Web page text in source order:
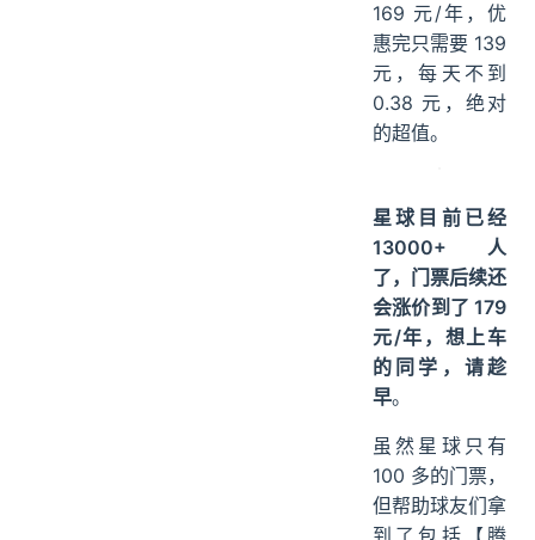
169 元/年，优
惠完只需要 139
元，每天不到
0.38 元，绝对
的超值。
星球目前已经
13000+ 人
了，门票后续还
会涨价到了 179
元/年，想上车
的同学，请趁
早。
虽然星球只有
100 多的门票，
但帮助球友们拿
到了包括【腾